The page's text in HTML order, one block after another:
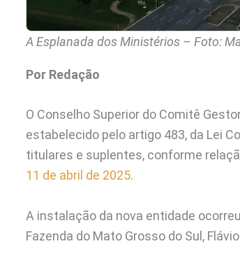
A Esplanada dos Ministérios – Foto:
Por Redação
O Conselho Superior do Comitê
estabelecido pelo artigo 483, da Lei
titulares e suplentes, conforme
11 de abril de 2025.
A instalação da nova entidade
Fazenda do Mato Grosso do Sul,